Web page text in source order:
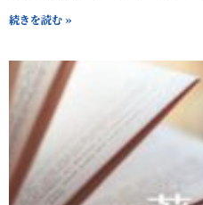
続きを読む »